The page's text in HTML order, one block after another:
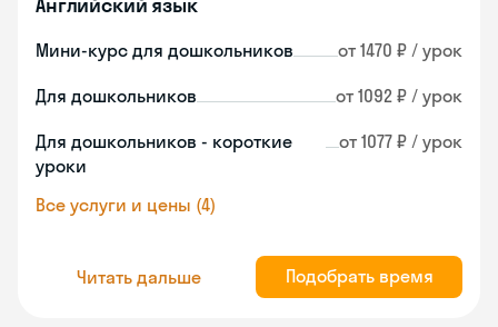
Мини-курс для дошкольников от 1470 ₽ / урок
Для дошкольников от 1092 ₽ / урок
Для дошкольников - короткие
уроки
от 1077 ₽ / урок
Все услуги и цены (4)
Читать дальше Подобрать время